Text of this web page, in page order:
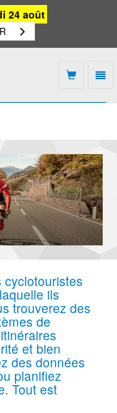
24 août
ils
trouverez des
de
et bien
des données
planifiez
Tout est